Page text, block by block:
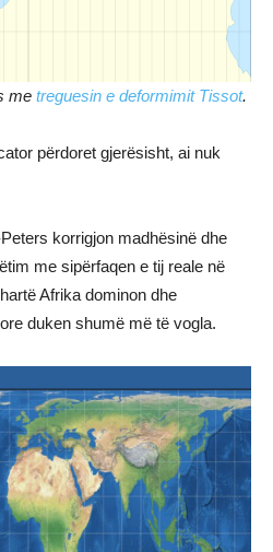
me treguesin e deformimit Tissot.
përdoret gjerësisht, ai nuk
korrigjon madhësinë dhe
me sipërfaqen e tij reale në
Afrika dominon dhe
duken shumë më të vogla.